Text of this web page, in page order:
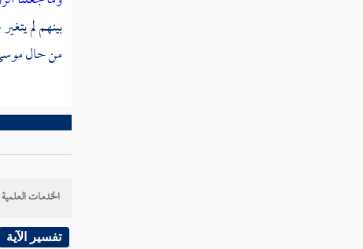
بينهم لم
من حال
الخدمات العلمية
تفسير الآية